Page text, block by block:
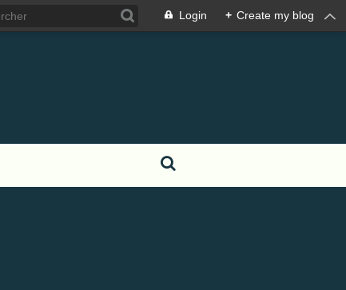
Login + Create my blog